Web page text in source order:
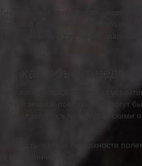
имущество,
связано с землей, то есть
невозможно, в том числе здания,
как объект
в значительной степени
земной поверхности могут
определяется то
часть земной поверхности